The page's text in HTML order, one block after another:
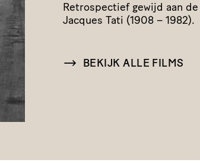
Retro­spec­tief gewijd aan
Jacques Tati (1908 – 1982).
BEKIJK ALLE FILMS